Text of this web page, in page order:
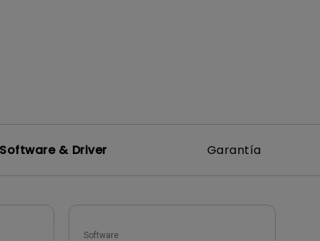
Software & Driver Garantía
Software